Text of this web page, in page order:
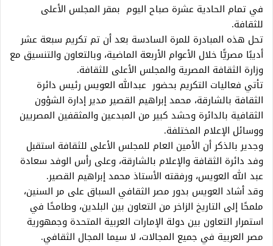
في تمام الحادية عشرة صباح اليوم بمقر المجلس الأعلى
للثقافة.
تحل هذه المبادرة للمرة السادسة بعد أن تم تكريم سبعة عشر
أديبًا مصريًّا خلال الأعوام الأربعة الماضية، وبالتعاون والتنسيق مع
وزارة الثقافة المصرية والمجلس الأعلى للثقافة.
تأتي فعاليات التكريم بحضور عبدالله العويس رئيس دائرة
الثقافة بالشارقة، محمد إبراهيم القصير مدير إدارة الشؤون
الثقافية بالدائرة وحشد كبير من المبدعين والمثقفين المصريين
ووسائل الإعلام المختلفة.
وجدير بالذكر أن الأمين العام للمجلس الأعلى للثقافة استقبل
وفد دائرة الثقافة والإعلام بالشارقة، وعلى رأس الوفد سعادة
عبد الله العويس، ورفقته الأستاذ محمد إبراهيم القصير.
وقد أشاد العويس بدور مصر الثقافي السباق على مر السنين،
ملمحًا إلى التاريخ الزاخر من التعاون بين البلدين، وطامحًا في
استمرار التعاون بين دولة الإمارات العربية المتحدة وجمهورية
مصر العربية في جميع المجالات، لا سيما المجال الثقافي.